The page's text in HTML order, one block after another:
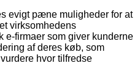
evigt pæne muligheder for at
virksomhedens
e-firmaer som giver kunderne
af deres køb, som
hvor tilfredse